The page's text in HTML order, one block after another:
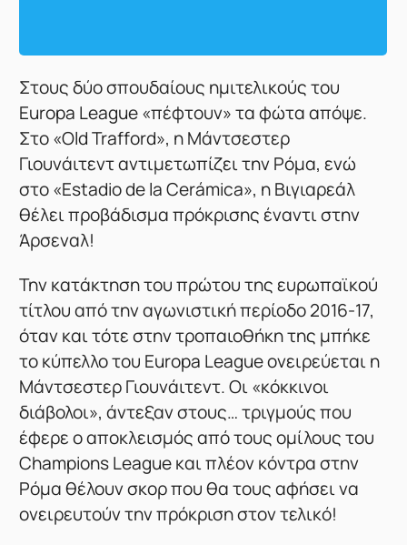
Στους δύο σπουδαίους ημιτελικούς του
Europa League «πέφτουν» τα φώτα απόψε.
Στο «Old Trafford», η Μάντσεστερ
Γιουνάιτεντ αντιμετωπίζει την Ρόμα, ενώ
στο «Estadio de la Cerámica», η Βιγιαρεάλ
θέλει προβάδισμα πρόκρισης έναντι στην
Άρσεναλ!
Την κατάκτηση του πρώτου της ευρωπαϊκού
τίτλου από την αγωνιστική περίοδο 2016-17,
όταν και τότε στην τροπαιοθήκη της μπήκε
το κύπελλο του Europa League ονειρεύεται η
Μάντσεστερ Γιουνάιτεντ. Οι «κόκκινοι
διάβολοι», άντεξαν στους… τριγμούς που
έφερε ο αποκλεισμός από τους ομίλους του
Champions League και πλέον κόντρα στην
Ρόμα θέλουν σκορ που θα τους αφήσει να
ονειρευτούν την πρόκριση στον τελικό!